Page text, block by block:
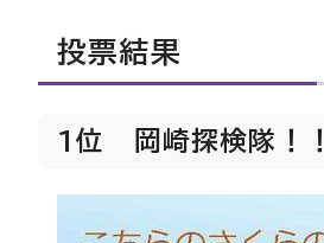
投票結果
1位 岡崎探検隊！